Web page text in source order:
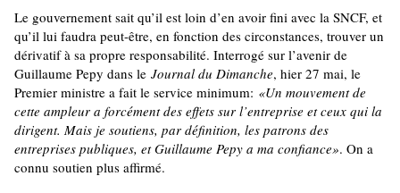
Le gouvernement sait qu’il est loin d’en avoir fini avec la SNCF, et
qu’il lui faudra peut-être, en fonction des circonstances, trouver un
dérivatif à sa propre responsabilité. Interrogé sur l’avenir de
Guillaume Pepy dans le Journal du Dimanche, hier 27 mai, le
Premier ministre a fait le service minimum: «Un mouvement de
cette ampleur a forcément des effets sur l’entreprise et ceux qui la
dirigent. Mais je soutiens, par définition, les patrons des
entreprises publiques, et Guillaume Pepy a ma confiance». On a
connu soutien plus affirmé.